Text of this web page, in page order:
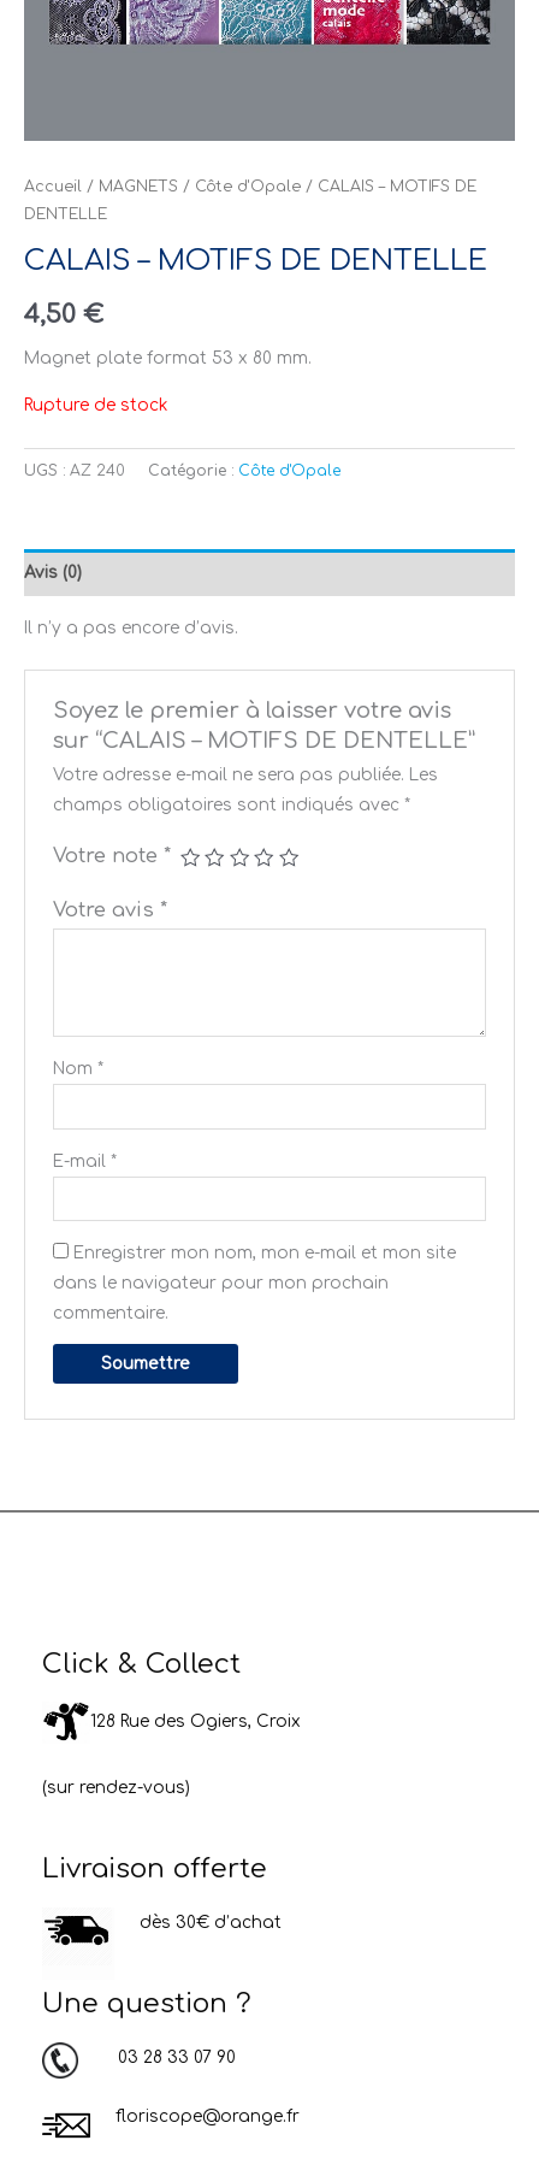
Accueil / MAGNETS / Côte d'Opale / CALAIS – MOTIFS DE
DENTELLE
CALAIS – MOTIFS DE DENTELLE
4,50 €
Magnet plate format 53 x 80 mm.
Rupture de stock
UGS : AZ 240 Catégorie : Côte d'Opale
Avis (0)
Il n’y a pas encore d’avis.
Soyez le premier à laisser votre avis
sur “CALAIS – MOTIFS DE DENTELLE”
Votre adresse e-mail ne sera pas publiée. Les
champs obligatoires sont indiqués avec *
Votre note *
Votre avis *
Nom *
E-mail *
Enregistrer mon nom, mon e-mail et mon site
dans le navigateur pour mon prochain
commentaire.
Click & Collect
128 Rue des Ogiers, Croix
(sur rendez-vous)
Livraison offerte
dès 30€ d’achat
Une question ?
03 28 33 07 90
floriscope@orange.fr